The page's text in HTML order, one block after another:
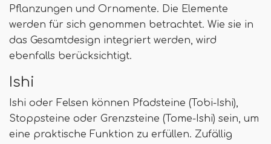
Pflanzungen und Ornamente. Die Elemente
werden für sich genommen betrachtet. Wie sie in
das Gesamtdesign integriert werden, wird
ebenfalls berücksichtigt.
Ishi
Ishi oder Felsen können Pfadsteine ​​(Tobi-Ishi),
Stoppsteine ​​oder Grenzsteine ​​(Tome-Ishi) sein, um
eine praktische Funktion zu erfüllen. Zufällig